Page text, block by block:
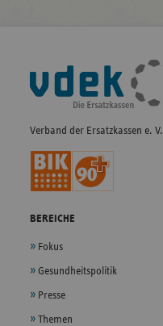
Fußleisten-
Navigation
Verband der Ersatzkassen e.
BEREICHE
Fokus
Gesundheitspolitik
Presse
Themen